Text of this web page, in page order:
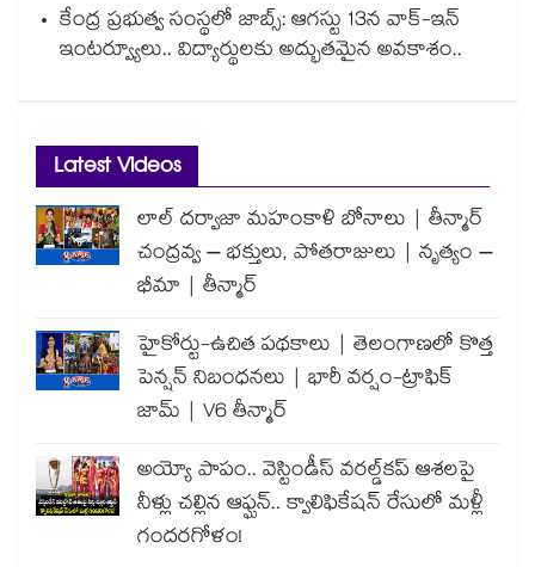
కేంద్ర ప్రభుత్వ సంస్థలో జాబ్స్: ఆగస్టు 13న వాక్-ఇన్
ఇంటర్వ్యూలు.. విద్యార్థులకు అద్భుతమైన అవకాశం..
Latest Videos
లాల్ దర్వాజా మహంకాళి బోనాలు | తీన్మార్
చంద్రవ్వ – భక్తులు, పోతరాజులు | నృత్యం –
భీమా | తీన్మార్
హైకోర్టు-ఉచిత పథకాలు | తెలంగాణలో కొత్త
పెన్షన్ నిబంధనలు | భారీ వర్షం-ట్రాఫిక్
జామ్ | V6 తీన్మార్
అయ్యో పాపం.. వెస్టిండీస్ వరల్డ్‌కప్ ఆశలపై
నీళ్లు చల్లిన ఆఫ్ఘన్.. క్వాలిఫికేషన్ రేసులో మళ్లీ
గందరగోళం!